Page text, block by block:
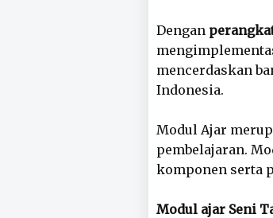
Dengan
mencerdaskan
Indonesia.
Modul Ajar
pembelajaran.
komponen serta
Modul ajar Seni